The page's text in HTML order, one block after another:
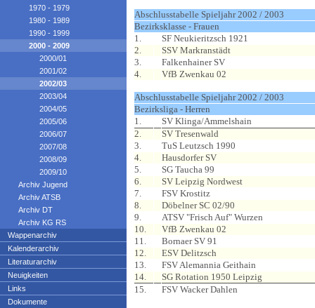
1970 - 1979
1980 - 1989
1990 - 1999
2000 - 2009
2000/01
2001/02
2002/03
2003/04
2004/05
2005/06
2006/07
2007/08
2008/09
2009/10
Archiv Jugend
Archiv ATSB
Archiv DT
Archiv KG RS
Wappenarchiv
Kalenderarchiv
Literaturarchiv
Neuigkeiten
Links
Dokumente
Abschlusstabelle Spieljahr 2002 / 2003
Bezirksklasse - Frauen
1.
SF Neukieritzsch 1921
2.
SSV Markranstädt
3.
Falkenhainer SV
4.
VfB Zwenkau 02
Abschlusstabelle Spieljahr 2002 / 2003
Bezirksliga - Herren
1.
SV Klinga/Ammelshain
2.
SV Tresenwald
3.
TuS Leutzsch 1990
4.
Hausdorfer SV
5.
SG Taucha 99
6.
SV Leipzig Nordwest
7.
FSV Krostitz
8.
Döbelner SC 02/90
9.
ATSV "Frisch Auf" Wurzen
10.
VfB Zwenkau 02
11.
Bornaer SV 91
12.
ESV Delitzsch
13.
FSV Alemannia Geithain
14.
SG Rotation 1950 Leipzig
15.
FSV Wacker Dahlen